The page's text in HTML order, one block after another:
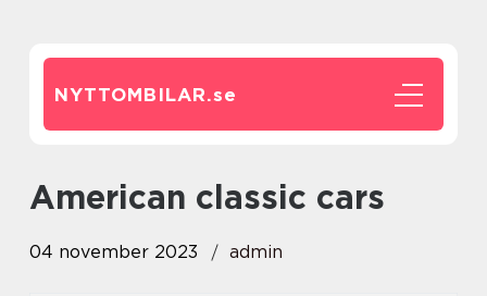
NYTTOMBILAR.se
american classic cars
04 november 2023 admin